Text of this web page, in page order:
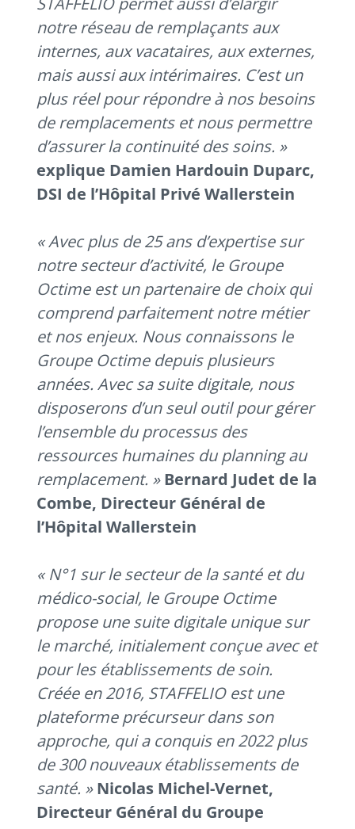
notre réseau de remplaçants aux
internes, aux vacataires, aux externes,
mais aussi aux intérimaires. C’est un
plus réel pour répondre à nos besoins
de remplacements et nous permettre
d’assurer la continuité des soins. »
explique Damien Hardouin Duparc,
DSI de l’Hôpital Privé Wallerstein
« Avec plus de 25 ans d’expertise sur
notre secteur d’activité, le Groupe
Octime est un partenaire de choix qui
comprend parfaitement notre métier
et nos enjeux. Nous connaissons le
Groupe Octime depuis plusieurs
années. Avec sa suite digitale, nous
disposerons d’un seul outil pour gérer
l’ensemble du processus des
ressources humaines du planning au
remplacement. » Bernard Judet de la
Combe, Directeur Général de
l’Hôpital Wallerstein
« N°1 sur le secteur de la santé et du
médico-social, le Groupe Octime
propose une suite digitale unique sur
le marché, initialement conçue avec et
pour les établissements de soin.
Créée en 2016, STAFFELIO est une
plateforme précurseur dans son
approche, qui a conquis en 2022 plus
de 300 nouveaux établissements de
santé. »Nicolas Michel-Vernet,
Directeur Général du Groupe